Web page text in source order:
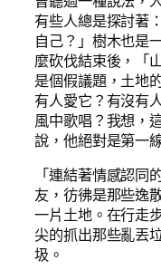
有些人總是探討著
自己？」樹木也是
麼砍伐結束後，「
是個假議題，土地
有人愛它？有沒有
風中歌唱？我想，
說，他絕對是第一
「連結著情感認同
友，彷彿是那些逸
一片土地。在行走
尖的抓出那些亂丟
圾。